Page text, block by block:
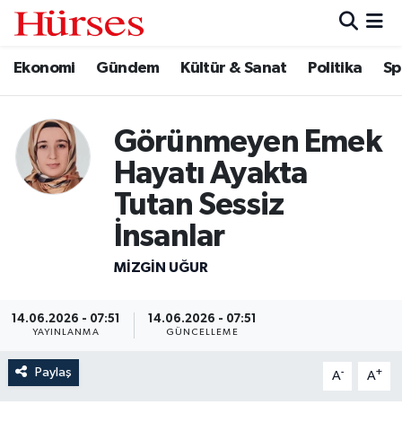
Ekonomi Gündem Kültür & Sanat Politika
Görünmeyen Emek
Hayatı Ayakta
Tutan Sessiz
İnsanlar
MIZGIN UĞUR
14.06.2026 - 07:51
YAYINLANMA
14.06.2026 - 07:51
GÜNCELLEME
Paylaş A- A+
Ekonomi
Kültür & Sanat
Hava Durumu
Süper Lig Puan Durumu ve Fikstür
Tüm Manşetler
Son Dakika Haberleri